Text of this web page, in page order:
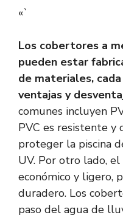
«`
Los cobertores a
pueden estar
de materiales,
ventajas y
comunes incluyen
PVC es resistente y
proteger la piscina
UV. Por otro lado,
económico y ligero,
duradero. Los
paso del agua de